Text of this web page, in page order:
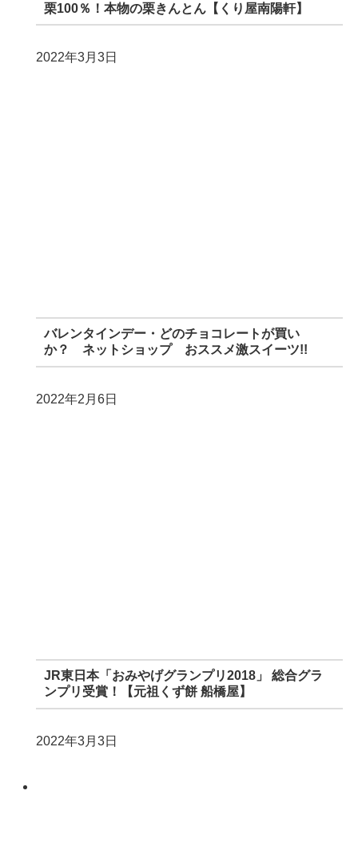
栗100％！本物の栗きんとん【くり屋南陽軒】
2022年3月3日
バレンタインデー・どのチョコレートが買い
か？ ネットショップ おススメ激スイーツ!!
2022年2月6日
JR東日本「おみやげグランプリ2018」 総合グラ
ンプリ受賞！【元祖くず餅 船橋屋】
2022年3月3日